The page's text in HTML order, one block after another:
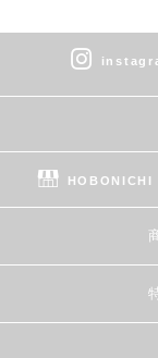
HOBONICHI